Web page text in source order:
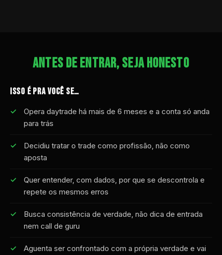
ANTES DE ENTRAR, SEJA HONESTO
ISSO É PRA VOCÊ SE…
Opera daytrade há mais de 6 meses e a conta só anda
para trás
Decidiu tratar o trade como profissão, não como
aposta
Quer entender, com dados, por que se descontrola e
repete os mesmos erros
Busca consistência de verdade, não dica de entrada
nem call de guru
Aguenta ser confrontado com a própria verdade e vai